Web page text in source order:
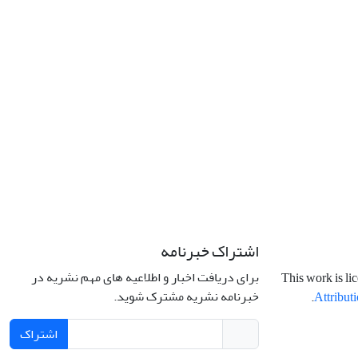
This work is
.
اشتراک خبرنامه
برای دریافت اخبار و اطلاعیه های مهم نشریه در
خبرنامه نشریه مشترک شوید.
اشتراک